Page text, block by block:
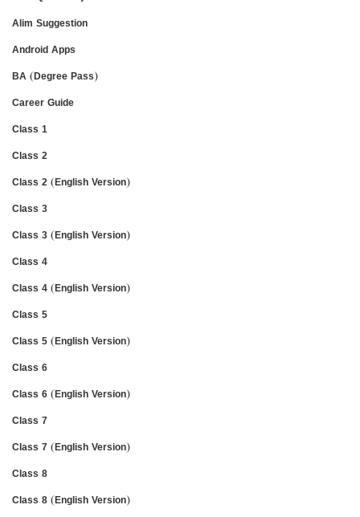
Alim Suggestion
Android Apps
BA (Degree Pass)
Career Guide
Class 1
Class 2
Class 2 (English Version)
Class 3
Class 3 (English Version)
Class 4
Class 4 (English Version)
Class 5
Class 5 (English Version)
Class 6
Class 6 (English Version)
Class 7
Class 7 (English Version)
Class 8
Class 8 (English Version)